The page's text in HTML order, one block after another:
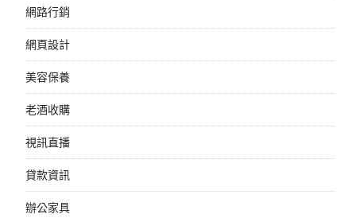
網路行銷
網頁設計
美容保養
老酒收購
視訊直播
貸款資訊
辦公家具